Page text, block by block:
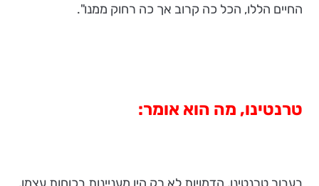
החיים הללו, הכל כה קרוב אך כה רחוק ממנו".
טרנטינו, מה הוא אומר:
בעבור טרנטינו, הדמויות לא רק היו מעניינות בכוחות עצמן,